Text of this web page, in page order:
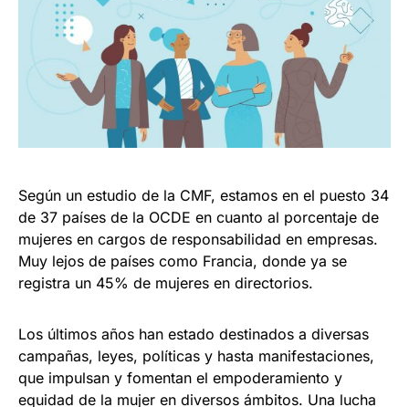
Según un estudio de la CMF, estamos en el puesto 34
de 37 países de la OCDE en cuanto al porcentaje de
mujeres en cargos de responsabilidad en empresas.
Muy lejos de países como Francia, donde ya se
registra un 45% de mujeres en directorios.
Los últimos años han estado destinados a diversas
campañas, leyes, políticas y hasta manifestaciones,
que impulsan y fomentan el empoderamiento y
equidad de la mujer en diversos ámbitos. Una lucha